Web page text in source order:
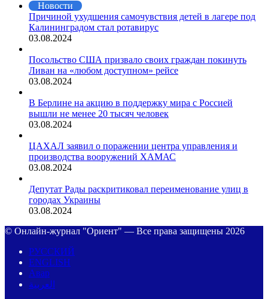
Новости
Причиной ухудшения самочувствия детей в лагере под
Калининградом стал ротавирус
03.08.2024
Посольство США призвало своих граждан покинуть
Ливан на «любом доступном» рейсе
03.08.2024
В Берлине на акцию в поддержку мира с Россией
вышли не менее 20 тысяч человек
03.08.2024
ЦАХАЛ заявил о поражении центра управления и
производства вооружений ХАМАС
03.08.2024
Депутат Рады раскритиковал переименование улиц в
городах Украины
03.08.2024
© Онлайн-журнал "Ориент" — Все права защищены 2026
РУССКИЙ
ENGLISH
Авар
العربية